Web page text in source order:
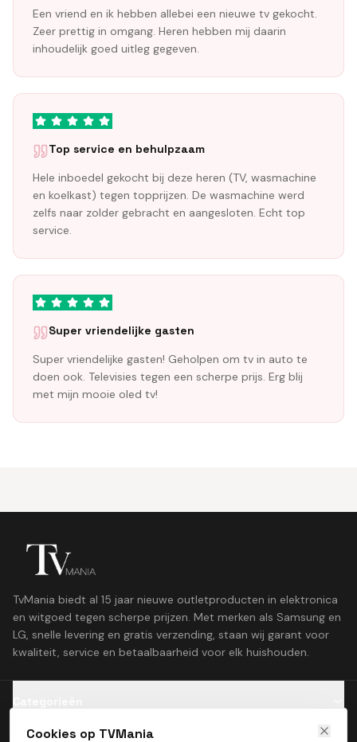
Cookies op TVMania
Een vriend en ik hebben allebei een nieuwe tv gekocht.
Zeer prettig in omgang. Heren hebben mij daarin
inhoudelijk goed uitleg gegeven.
Top service en behulpzaam
Hele inboedel gekocht bij deze heren (TV, wasmachine
en koelkast) tegen topprijzen. De wasmachine werd
zelfs naar zolder gebracht en aangesloten. Echt top
service.
Super vriendelijke gasten
Super vriendelijke gasten! Geholpen om tv in auto te
doen ook. Televisies tegen een scherpe prijs. Erg blij
met mijn mooie oled tv!
TvMania biedt al 15 jaar nieuwe outletproducten in elektronica
en witgoed tegen scherpe prijzen. Met merken als Samsung en
LG, snelle levering en gratis verzending, staan wij garant voor
kwaliteit, service en betaalbaarheid voor elk huishouden.